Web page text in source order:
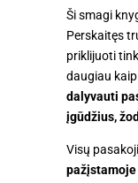
Ši smagi
Perskaitęs
priklijuoti
daugiau
dalyvauti
įgūdžius,
Visų